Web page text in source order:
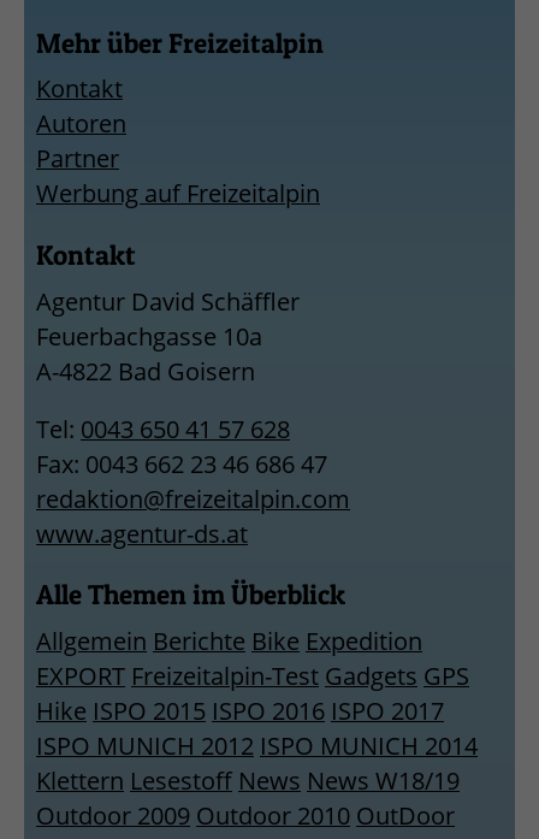
Mehr über Freizeitalpin
Kontakt
Autoren
Partner
Werbung auf Freizeitalpin
Kontakt
Agentur David Schäffler
Feuerbachgasse 10a
A-4822 Bad Goisern
Tel: 0043 650 41 57 628
Fax: 0043 662 23 46 686 47
redaktion@freizeitalpin.com
www.agentur-ds.at
Alle Themen im Überblick
Allgemein Berichte Bike Expedition
EXPORT Freizeitalpin-Test Gadgets GPS
Hike ISPO 2015 ISPO 2016 ISPO 2017
ISPO MUNICH 2012 ISPO MUNICH 2014
Klettern Lesestoff News News W18/19
Outdoor 2009 Outdoor 2010 OutDoor